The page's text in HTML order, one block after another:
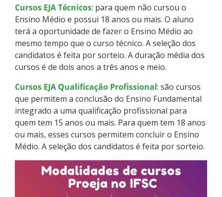
Calendário de inscrições
Processos Seletivos
Cotas
Orientações para Matrícula
Transferências e Retornos
Provas e Gabaritos
Cursos EJA Técnicos: para quem não cursou o
Ensino Médio e possui 18 anos ou mais. O aluno
terá a oportunidade de fazer o Ensino Médio ao
mesmo tempo que o curso técnico. A seleção dos
candidatos é feita por sorteio. A duração média dos
cursos é de dois anos a três anos e meio.
Cursos EJA Qualificação Profissional: são cursos
que permitem a conclusão do Ensino Fundamental
integrado a uma qualificação profissional para
quem tem 15 anos ou mais. Para quem tem 18 anos
ou mais, esses cursos permitem concluir o Ensino
Médio. A seleção dos candidatos é feita por sorteio.